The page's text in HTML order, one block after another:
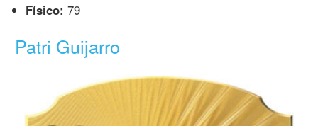
Físico: 79
Patri Guijarro